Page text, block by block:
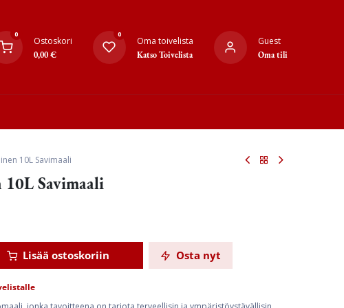
0
Ostoskori
0,00€
0
Oma toivelista
Katso Toivelista
Guest
Oma tili
10L Savimaali
Savimaali
Lisää ostoskoriin Osta nyt